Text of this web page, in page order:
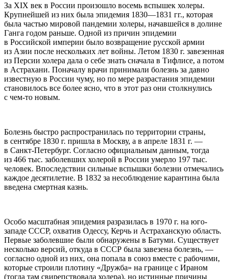
За XIX век в России произошло восемь вспышек холеры.
Крупнейшей из них была эпидемия 1830—1831 гг., которая
была частью мировой пандемии холеры, начавшейся в долине
Ганга годом раньше. Одной из причин эпидемии
в Российской империи было возвращение русской армии
из Азии после нескольких лет войны. Летом 1830 г. завезенная
из Персии холера дала о себе знать сначала в Тифлисе, а потом
в Астрахани. Поначалу врачи принимали болезнь за давно
известную в России чуму, но по мере разрастания эпидемии
становилось все более ясно, что в этот раз они столкнулись
с чем-то новым.
Болезнь быстро распространилась по территории страны,
в сентябре 1830 г. пришла в Москву, а в апреле 1831 г. —
в Санкт-Петербург. Согласно официальным данным, тогда
из 466 тыс. заболевших холерой в России умерло 197 тыс.
человек. Впоследствии сильные вспышки болезни отмечались
каждое десятилетие. В 1832 за несоблюдение карантина была
введена смертная казнь.
Особо масштабная эпидемия разразилась в 1970 г. на юго-
западе СССР, охватив Одессу, Керчь и Астраханскую область.
Первые заболевшие были обнаружены в Батуми. Существует
несколько версий, откуда в СССР была завезена болезнь, —
согласно одной из них, она попала в союз вместе с рабочими,
которые строили плотину «Дружба» на границе с Ираном
(тогда там свирепствовала холера), но истинные причины